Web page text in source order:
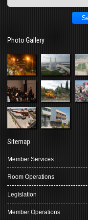
Photo Gallery
Sitemap
Member Services
Room Operations
Legislation
Member Operations